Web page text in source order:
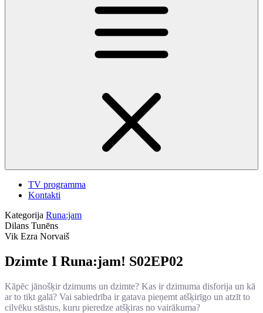
TV programma
Kontakti
Kategorija Runa:jam
Dilans Tunēns
Vik Ezra Norvaiš
Dzimte I Runa:jam! S02EP02
Kāpēc jānošķir dzimums un dzimte? Kas ir dzimuma disforija un kā
ar to tikt galā? Vai sabiedrība ir gatava pieņemt atšķirīgo un atzīt to
cilvēku stāstus, kuru pieredze atšķiras no vairākuma?